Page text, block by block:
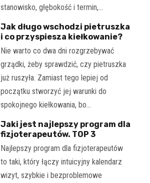
stanowisko, głębokość i termin,…
Jak długo wschodzi pietruszka
i co przyspiesza kiełkowanie?
Nie warto co dwa dni rozgrzebywać
grządki, żeby sprawdzić, czy pietruszka
już ruszyła. Zamiast tego lepiej od
początku stworzyć jej warunki do
spokojnego kiełkowania, bo…
Jaki jest najlepszy program dla
fizjoterapeutów. TOP 3
Najlepszy program dla fizjoterapeutów
to taki, który łączy intuicyjny kalendarz
wizyt, szybkie i bezproblemowe